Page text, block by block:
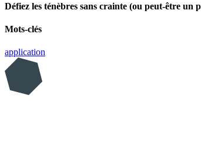
Défiez les ténèbres sans crainte (ou peut-être
Mots-clés
application